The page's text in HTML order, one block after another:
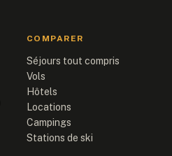
COMPARER
Séjours tout compris
Vols
Hôtels
Locations
Campings
Stations de ski